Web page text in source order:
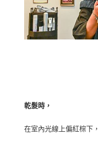
乾髮時，
在室內光線上偏紅棕下，